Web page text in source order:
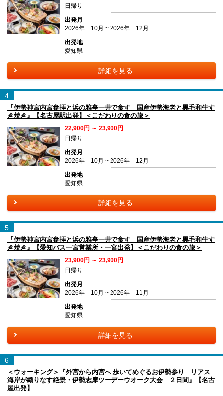
日帰り
出発月
2026年 10月 ~ 2026年 12月
出発地
愛知県
詳細を見る
4
『伊勢神宮内宮参拝と浜の雅亭一井で食す 国産伊勢海老と黒毛和牛す
き焼き』【名古屋駅出発】＜こだわりの食の旅＞
22,900円 ～ 23,900円
日帰り
出発月
2026年 10月 ~ 2026年 12月
出発地
愛知県
詳細を見る
5
『伊勢神宮内宮参拝と浜の雅亭一井で食す 国産伊勢海老と黒毛和牛す
き焼き』【愛知バス一宮営業所・一宮出発】＜こだわりの食の旅＞
23,900円 ～ 23,900円
日帰り
出発月
2026年 10月 ~ 2026年 11月
出発地
愛知県
詳細を見る
6
＜ウォーキング＞『外宮から内宮へ 歩いてめぐるお伊勢参り リアス
海岸が織りなす絶景・伊勢志摩ツーデーウオーク大会 ２日間』【名古
屋出発】